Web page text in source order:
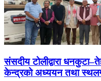
संसदीय टोलीद्वारा
केन्द्रको अध्ययन तथा